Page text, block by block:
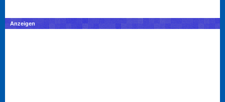
Anzeigen